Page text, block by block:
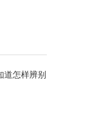
道怎样辨别